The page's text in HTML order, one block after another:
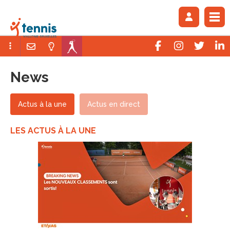
News
Actus à la une Actus en direct
LES ACTUS À LA UNE